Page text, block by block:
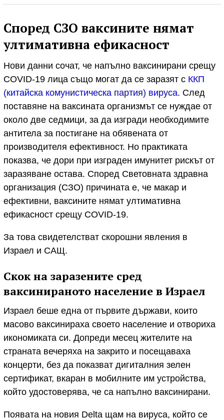
Според СЗО ваксините нямат
ултимативна ефикасност
Нови данни сочат, че напълно ваксинирани срещу
COVID-19 лица също могат да се заразят с ККП
(китайска комунистическа партия) вирусa. След
поставяне на ваксината организмът се нуждае от
около две седмици, за да изгради необходимите
антитела за постигане на обявената от
производителя ефективност. Но практиката
показва, че дори при изграден имунитет рискът от
заразяване остава. Според Световната здравна
организация (СЗО) причината е, че макар и
ефективни, ваксините нямат ултимативна
ефикасност срещу COVID-19.
За това свидетелстват скорошни явления в
Израел и САЩ.
Скок на заразените сред
ваксинираното население в Израел
Израел беше една от първите държави, които
масово ваксинираха своето население и отвориха
икономиката си. Допреди месец жителите на
страната вечеряха на закрито и посещаваха
концерти, без да показват дигиталния зелен
сертификат, вкаран в мобилните им устройства,
който удостоверява, че са напълно ваксинирани.
Появата на новия Delta щам на вируса, който се